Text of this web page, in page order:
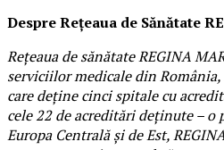
Despre Rețeaua de Sănătate
Rețeaua de sănătate REGINA
serviciilor medicale din
care deține cinci spitale cu
cele 22 de acreditări deținute –
Europa Centrală și de Est,